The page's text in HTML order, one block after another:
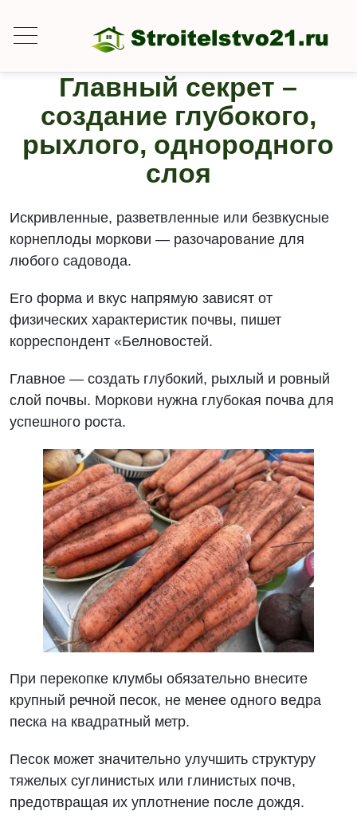
Главный секрет –
создание глубокого,
рыхлого, однородного
слоя
Искривленные, разветвленные или безвкусные
корнеплоды моркови — разочарование для
любого садовода.
Его форма и вкус напрямую зависят от
физических характеристик почвы, пишет
корреспондент «Белновостей.
Главное — создать глубокий, рыхлый и ровный
слой почвы. Моркови нужна глубокая почва для
успешного роста.
При перекопке клумбы обязательно внесите
крупный речной песок, не менее одного ведра
песка на квадратный метр.
Песок может значительно улучшить структуру
тяжелых суглинистых или глинистых почв,
предотвращая их уплотнение после дождя.